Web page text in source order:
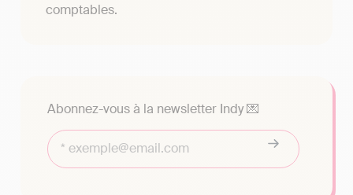
comptables.
Abonnez-vous à la newsletter Indy 💌